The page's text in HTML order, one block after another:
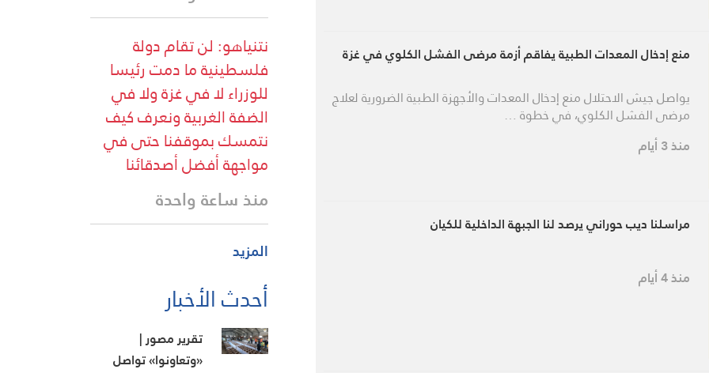
منع إدخال المعدات الطبية يفاقم أزمة مرضى الفشل الكلوي في غزة
يواصل جيش الاحتلال منع إدخال المعدات والأجهزة الطبية الضرورية لعلاج
مرضى الفشل الكلوي، في خطوة …
منذ 3 أيام
مراسلنا ديب حوراني يرصد لنا الجبهة الداخلية للكيان
منذ 4 أيام
نتنياهو: لن تقام دولة
فلسطينية ما دمت رئيسا
للوزراء لا في غزة ولا في
الضفة الغربية ونعرف كيف
نتمسك بموقفنا حتى في
مواجهة أفضل أصدقائنا
منذ ساعة واحدة
المزيد
أحدث الأخبار
تقرير مصور |
«وتعاونوا» تواصل